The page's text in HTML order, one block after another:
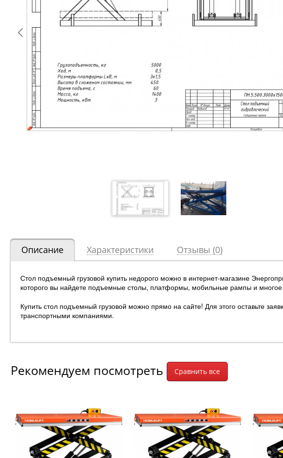
Описание Характеристики Отзывы (0)
Стол подъемный грузовой купить недорого можно в интернет-магазине
которого вы найдете подъемные столы, платформы, мобильные рампы и многое
Купить стол подъемный грузовой можно прямо на сайте! Для этого оставьте
транспортными компаниями.
Рекомендуем посмотреть